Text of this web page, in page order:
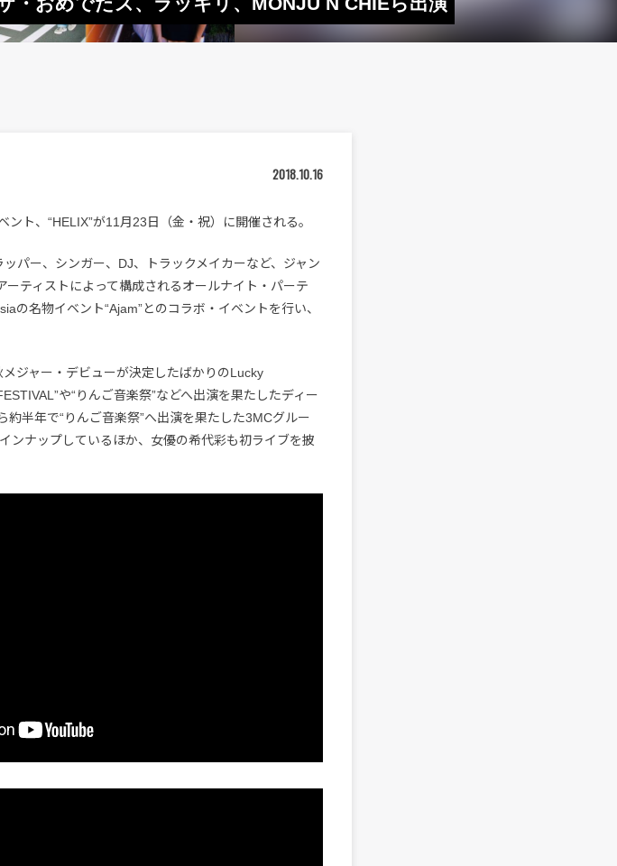
2018.10.16
ト、“HELIX”が11月23日（金・祝）に開催される。
ッパー、シンガー、DJ、トラックメイカーなど、ジャン
ーティストによって構成されるオールナイト・パーテ
の名物イベント“Ajam”とのコラボ・イベントを行い、
ジャー・デビューが決定したばかりのLucky
や“りんご音楽祭”などへ出演を果たしたディー
約半年で“りんご音楽祭”へ出演を果たした3MCグルー
ンナップしているほか、女優の希代彩も初ライブを披